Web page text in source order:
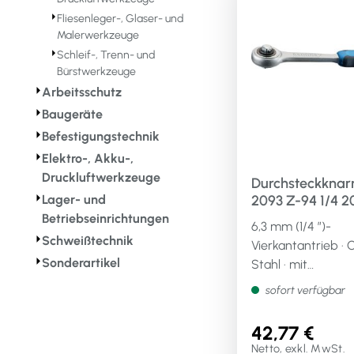
⏵Fliesenleger-, Glaser- und
Malerwerkzeuge
⏵Schleif-, Trenn- und
Bürstwerkzeuge
⏵Arbeitsschutz
⏵Baugeräte
⏵Befestigungstechnik
⏵Elektro-, Akku-,
Druckluftwerkzeuge
⏵Lager- und
Betriebseinrichtungen
⏵Schweißtechnik
⏵Sonderartikel
2093 Z-94 1/4 20
Zähne Länge
mit
Vierkant
6,3 mm (1/4 ″)-
Vierkantantrieb ·
Stahl · mit
Durchsteckvierkant
Kugelarretierung ·
sofort verfügbar
42,77 €
Netto, exkl. MwSt.